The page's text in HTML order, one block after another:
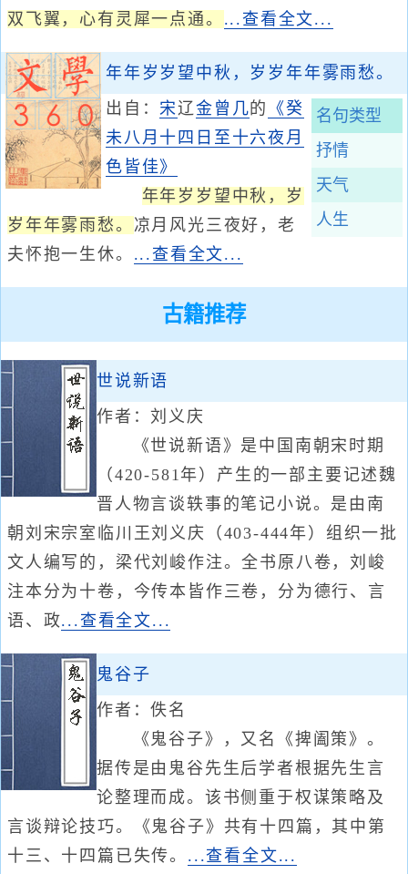
双飞翼，心有灵犀一点通。 ...查看全文...
年年岁岁望中秋，岁岁年年雾雨愁。
名句类型
抒情
天气
人生
出自：宋辽金 曾几的 《癸
未八月十四日至十六夜月
色皆佳》
年年岁岁望中秋，岁
岁年年雾雨愁。 凉月风光三夜好，老
夫怀抱一生休。 ...查看全文...
古籍推荐
世说新语
作者：刘义庆
《世说新语》是中国南朝宋时期
（420-581年）产生的一部主要记述魏
晋人物言谈轶事的笔记小说。是由南
朝刘宋宗室临川王刘义庆（403-444年）组织一批
文人编写的，梁代刘峻作注。全书原八卷，刘峻
注本分为十卷，今传本皆作三卷，分为德行、言
语、政...查看全文...
鬼谷子
作者：佚名
《鬼谷子》，又名《捭阖策》。
据传是由鬼谷先生后学者根据先生言
论整理而成。该书侧重于权谋策略及
言谈辩论技巧。《鬼谷子》共有十四篇，其中第
十三、十四篇已失传。 ...查看全文...